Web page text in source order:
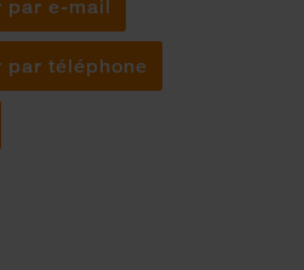
par e-mail
par téléphone